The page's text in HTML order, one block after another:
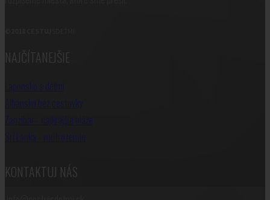
NAJČÍTANEJŠIE
Laponsko s deťmi
Albánsko bez cestovky
Zanzibar - najkrajšie pláže
Srí Lanka - vnútrozemie
KONTAKTUJ NÁS